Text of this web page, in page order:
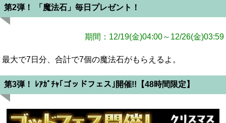
第2弾！ 「魔法石」毎日プレゼント！
期間：12/19(金)04:00～12/26(金)03:59
最大で7日分、合計で7個の魔法石がもらえるよ。
第3弾！ ﾚｱｶﾞﾁｬ｢ゴッドフェス｣開催!!【48時間限定】